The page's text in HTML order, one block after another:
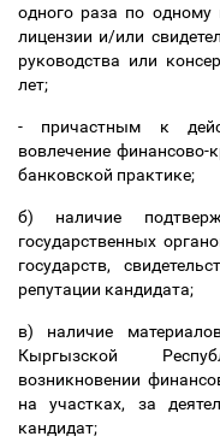
одного раза по
лицензии и/или
руководства или
лет;
- причастным к
вовлечение финансово-
банковской практике;
б) наличие
государственных
государств,
репутации кандидата;
в) наличие
Кыргызской
возникновении
на участках, за
кандидат;